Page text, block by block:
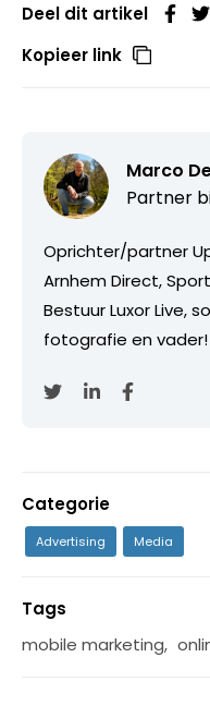
Deel dit artikel
Kopieer link
Marco
Partner
Oprichter/partner
Arnhem Direct,
Bestuur Luxor Live,
fotografie en vader!
Categorie
Advertising Media
Tags
mobile marketing,